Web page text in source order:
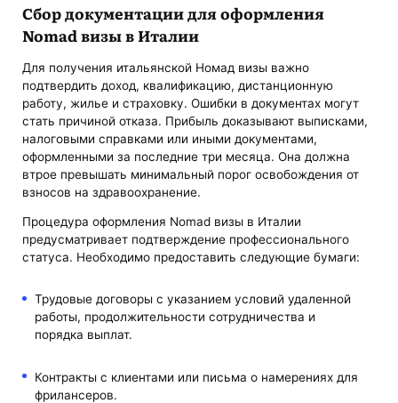
Сбор документации для оформления
Nomad визы в Италии
Для получения итальянской Номад визы важно
подтвердить доход, квалификацию, дистанционную
работу, жилье и страховку. Ошибки в документах могут
стать причиной отказа. Прибыль доказывают выписками,
налоговыми справками или иными документами,
оформленными за последние три месяца. Она должна
втрое превышать минимальный порог освобождения от
взносов на здравоохранение.
Процедура оформления Nomad визы в Италии
предусматривает подтверждение профессионального
статуса. Необходимо предоставить следующие бумаги:
Трудовые договоры с указанием условий удаленной
работы, продолжительности сотрудничества и
порядка выплат.
Контракты с клиентами или письма о намерениях для
фрилансеров.